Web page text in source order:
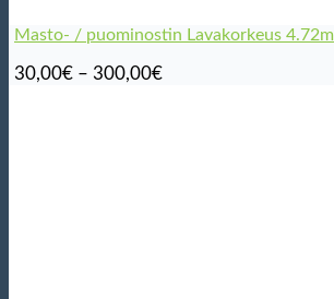
Masto- / puominostin Lavakorkeus 4.72m
30,00€ – 300,00€Hintaluokka: